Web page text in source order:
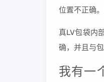
位置不正确
真LV包袋内
确，并且与
我有一